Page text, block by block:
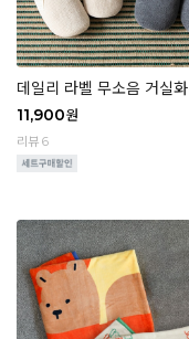
데일리 라벨 무소음 거실화
11,900원
리뷰 6